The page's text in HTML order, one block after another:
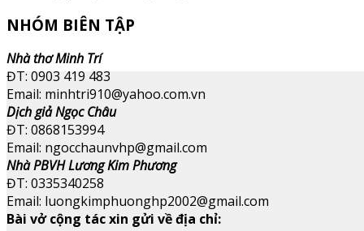
NHÓM BIÊN TẬP
Nhà thơ Minh Trí
ĐT: 0903 419 483
Email: minhtri910@yahoo.com.vn
Dịch giả Ngọc Châu
ĐT: 0868153994
Email: ngocchaunvhp@gmail.com
Nhà PBVH Lương Kim Phương
ĐT: 0335340258
Email: luongkimphuonghp2002@gmail.com
Bài vở cộng tác xin gửi về địa chỉ: